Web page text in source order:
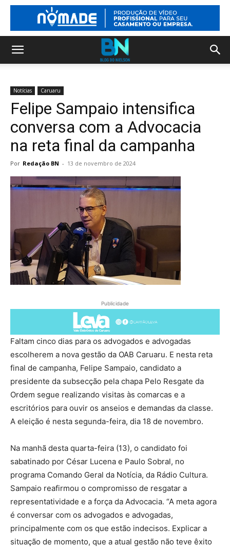
Notícias Caruaru
Felipe Sampaio intensifica
conversa com a Advocacia
na reta final da campanha
Por Redação BN - 13 de novembro de 2024
Publicidade
Faltam cinco dias para os advogados e advogadas
escolherem a nova gestão da OAB Caruaru. E nesta reta
final de campanha, Felipe Sampaio, candidato a
presidente da subsecção pela chapa Pelo Resgate da
Ordem segue realizando visitas às comarcas e a
escritórios para ouvir os anseios e demandas da classe.
A eleição é nesta segunda-feira, dia 18 de novembro.
Na manhã desta quarta-feira (13), o candidato foi
sabatinado por César Lucena e Paulo Sobral, no
programa Comando Geral da Notícia, da Rádio Cultura.
Sampaio reafirmou o compromisso de resgatar a
representatividade e a força da Advocacia. “A meta agora
é conversar com os advogados e advogadas,
principalmente com os que estão indecisos. Explicar a
situação de momento, que a atual gestão não teve êxito